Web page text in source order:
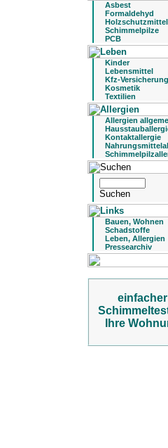
Asbest
Formaldehyd
Holzschutzmittel
Schimmelpilze
PCB
Kinder
Lebensmittel
Kfz-Versicherung
Kosmetik
Textilien
Allergien
Kontaktallergie
Bauen, Wohnen
Schadstoffe
Leben, Allergien
Pressearchiv
einfacher
Ihre